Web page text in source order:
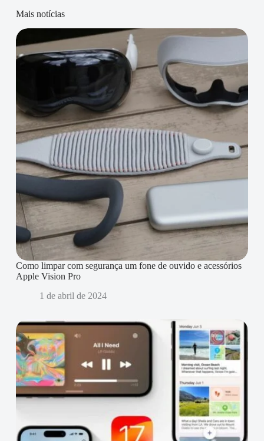
Mais notícias
Como limpar com segurança um fone de ouvido e acessórios
Apple Vision Pro
1 de abril de 2024